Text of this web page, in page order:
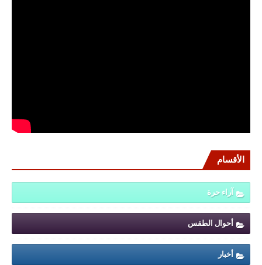
الأقسام
آراء حرة
أحوال الطقس
أخبار